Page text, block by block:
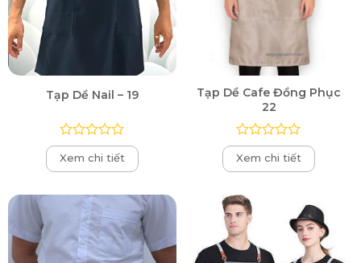
Tạp Dề Nail – 19
Được
xếp
hạng
Xem chi tiết
Tạp Dề Cafe Đồng Phục
22
Được
xếp
hạng
5
sao
Xem chi tiết